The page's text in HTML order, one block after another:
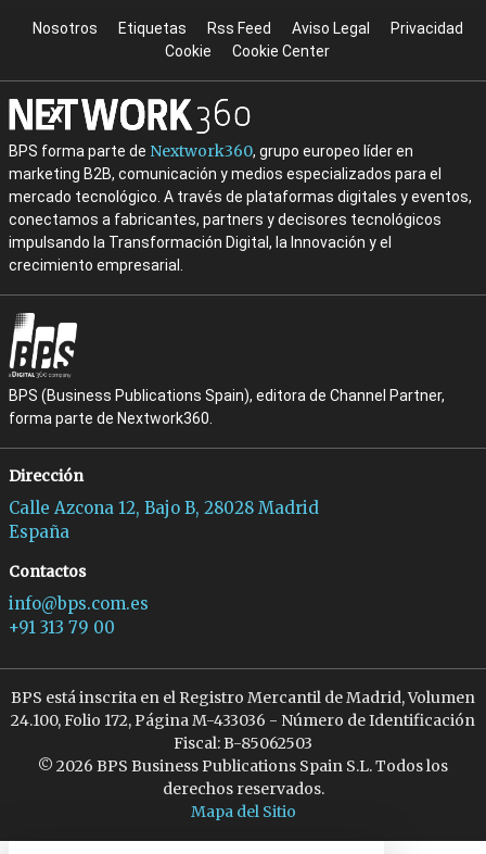
Nosotros Etiquetas Rss Feed Aviso Legal
Privacidad
Cookie
Cookie Center
BPS forma parte de Nextwork360, grupo europeo líder en
marketing B2B, comunicación y medios especializados para el
mercado tecnológico. A través de plataformas digitales y eventos,
conectamos a fabricantes, partners y decisores tecnológicos
impulsando la Transformación Digital, la Innovación y el
crecimiento empresarial.
BPS (Business Publications Spain), editora de Channel Partner,
forma parte de Nextwork360.
Dirección
Calle Azcona 12, Bajo B, 28028 Madrid
España
Contactos
info@bps.com.es
+91 313 79 00
BPS está inscrita en el Registro Mercantil de Madrid, Volumen
24.100, Folio 172, Página M-433036 - Número de Identificación
Fiscal: B-85062503
© 2026 BPS Business Publications Spain S.L. Todos los
derechos reservados.
Mapa del Sitio